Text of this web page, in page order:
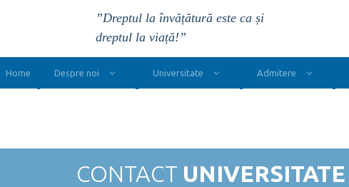
Main Navigation
”Dreptul la învățătură este ca și
dreptul la viață!”
Home Despre noi Universitate Admitere
CONTACT UNIVERSITATE